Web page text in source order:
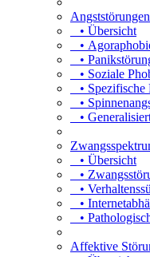
Angststörungen
• Übersicht
•
•
• Soziale
• Spezifische
•
•
• Übersicht
•
•
•
•
Affektive